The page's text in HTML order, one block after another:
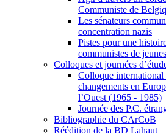
Communiste de
Les sénateurs
concentration nazis
Pistes pour une
communistes de
Colloques et journées
Colloque international
changements en
l’Ouest (1965 - 1985)
Journée des P.C.
Bibliographie du CArCoB
Réédition de la BD Lahaut